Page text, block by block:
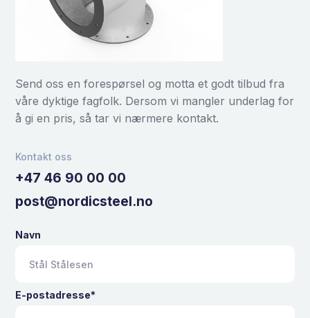
Send oss en forespørsel og motta et godt tilbud fra
våre dyktige fagfolk. Dersom vi mangler underlag for
å gi en pris, så tar vi nærmere kontakt.
Kontakt oss
+47 46 90 00 00
post@nordicsteel.no
Navn
E-postadresse*